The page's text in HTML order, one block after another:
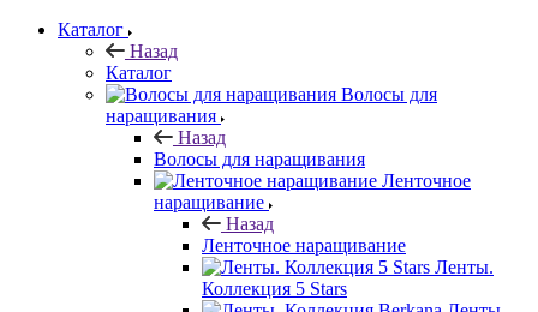
Каталог
Назад
Каталог
Волосы для
наращивания
Назад
Волосы для наращивания
Ленточное
наращивание
Назад
Ленточное наращивание
Ленты.
Коллекция 5 Stars